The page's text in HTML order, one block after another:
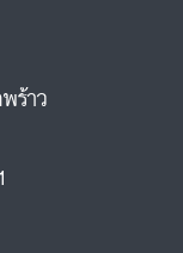
ร้าว